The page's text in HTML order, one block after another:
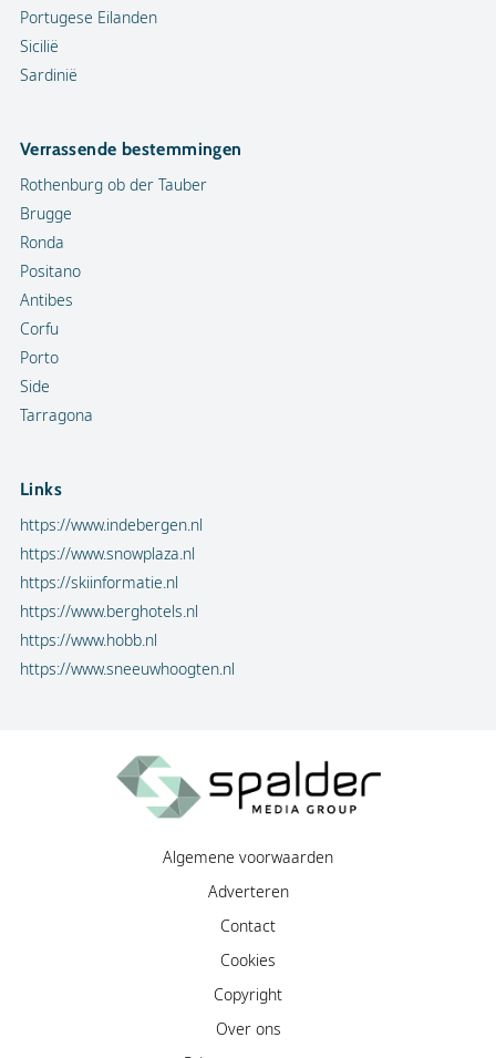
Portugese Eilanden
Sicilië
Sardinië
Verrassende bestemmingen
Rothenburg ob der Tauber
Brugge
Ronda
Positano
Antibes
Corfu
Porto
Side
Tarragona
Links
https://www.indebergen.nl
https://www.snowplaza.nl
https://skiinformatie.nl
https://www.berghotels.nl
https://www.hobb.nl
https://www.sneeuwhoogten.nl
Algemene voorwaarden
Adverteren
Contact
Cookies
Copyright
Over ons